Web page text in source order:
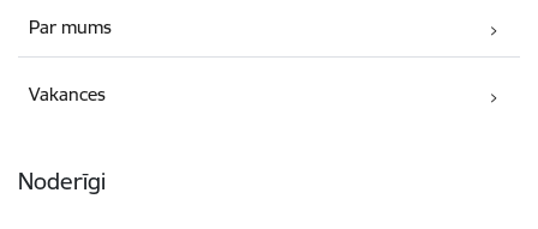
Par mums
Vakances
Noderīgi